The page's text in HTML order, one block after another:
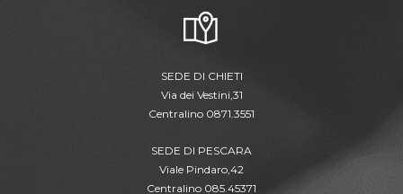
SEDE DI CHIETI
Via dei Vestini,31
Centralino 0871.3551
SEDE DI PESCARA
Viale Pindaro,42
Centralino 085.45371